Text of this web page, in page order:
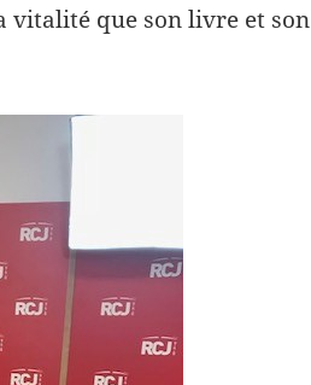
vitalité que son livre et son